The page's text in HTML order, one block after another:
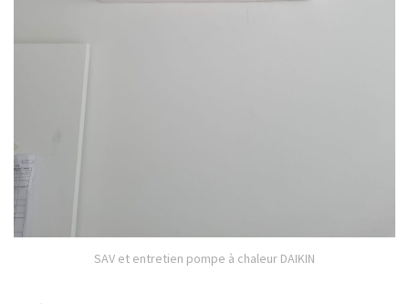
SAV et entretien pompe à chaleur DAIKIN